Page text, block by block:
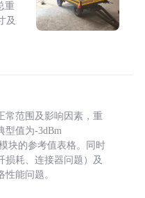
重
及
常范围及影响因素，重
型值为-3dBm
块的参考值表格。同时
损耗、连接器问题）及
能问题。